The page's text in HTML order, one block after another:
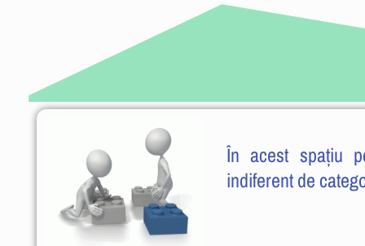
În acest spațiu
indiferent de